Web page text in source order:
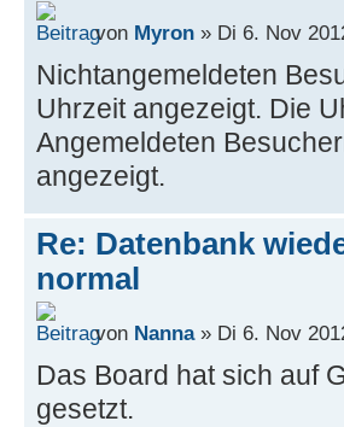
von Myron » Di 6. Nov
Nichtangemeldeten
Uhrzeit angezeigt. Die
Angemeldeten
angezeigt.
Re: Datenbank
normal
von Nanna» Di 6. Nov
Das Board hat sich auf
gesetzt.